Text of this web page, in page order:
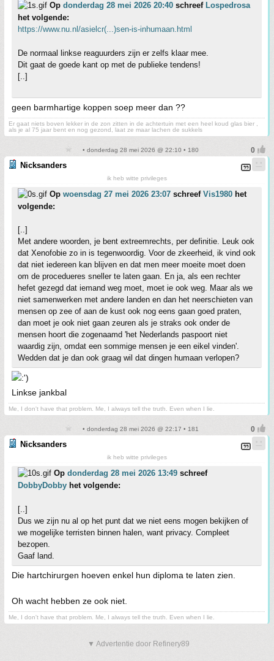
Op donderdag 28 mei 2026 20:40 schreef Lospedrosa
het volgende:
https://www.nu.nl/asielcr(...)sen-is-inhumaan.html
De normaal linkse reaguurders zijn er zelfs klaar mee.
Dit gaat de goede kant op met de publieke tendens!
[..]
geen barmhartige koppen soep meer dan ??
Er gaat niets boven lekker in de zon zitten in de achtertuin met een heel koud glas bier ,
als je al 75 jaar bent en nog gezond, laat ze maar lachen de sukkels
• donderdag 28 mei 2026 @ 22:10 • 180
Nicksanders
ik heb witte privileges
Op woensdag 27 mei 2026 23:07 schreef Vis1980 het
volgende:
[..]
Met andere woorden, je bent extreemrechts, per definitie. Leuk ook
dat Xenofobie zo in is tegenwoordig. Voor de zkeerheid, ik vind ook
dat niet iedereen kan blijven en dat men meer moeite moet doen
om de procedueres sneller te laten gaan. En ja, als een rechter
hefet gezegd dat iemand weg moet, moet ie ook weg. Maar als we
niet samenwerken met andere landen en dan het neerschieten van
mensen op zee of aan de kust ook nog eens gaan goed praten,
dan moet je ook niet gaan zeuren als je straks ook onder de
mensen hoort die zogenaamd 'het Nederlands paspoort niet
waardig zijn, omdat een sommige mensen je een eikel vinden'.
Wedden dat je dan ook graag wil dat dingen humaan verlopen?
Linkse jankbal
Me, I don't have that problem. Me, I always tell the truth. Even when I lie.
• donderdag 28 mei 2026 @ 22:17 • 181
Nicksanders
ik heb witte privileges
Op donderdag 28 mei 2026 13:49 schreef
DobbyDobby het volgende:
[..]
Dus we zijn nu al op het punt dat we niet eens mogen bekijken of
we mogelijke terristen binnen halen, want privacy. Compleet
bezopen.
Gaaf land.
Die hartchirurgen hoeven enkel hun diploma te laten zien.
Oh wacht hebben ze ook niet.
Me, I don't have that problem. Me, I always tell the truth. Even when I lie.
▼ Advertentie door Refinery89